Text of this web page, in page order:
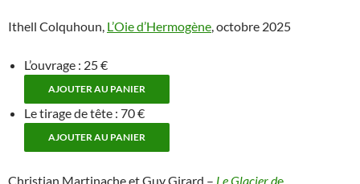
Ithell Colquhoun, L’Oie d’Hermogène, octobre 2025
L’ouvrage : 25 €
Le tirage de tête : 70 €
Christian Martinache et Guy Girard – Le Glacier de